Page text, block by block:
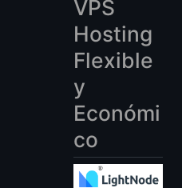
VPS
Hosting
Flexible
y
Económi
co